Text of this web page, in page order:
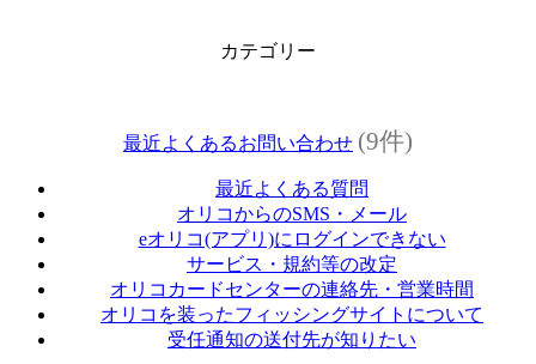
カテゴリー
最近よくあるお問い合わせ (9件)
最近よくある質問
オリコからのSMS・メール
eオリコ(アプリ)にログインできない
サービス・規約等の改定
オリコカードセンターの連絡先・営業時間
オリコを装ったフィッシングサイトについて
受任通知の送付先が知りたい